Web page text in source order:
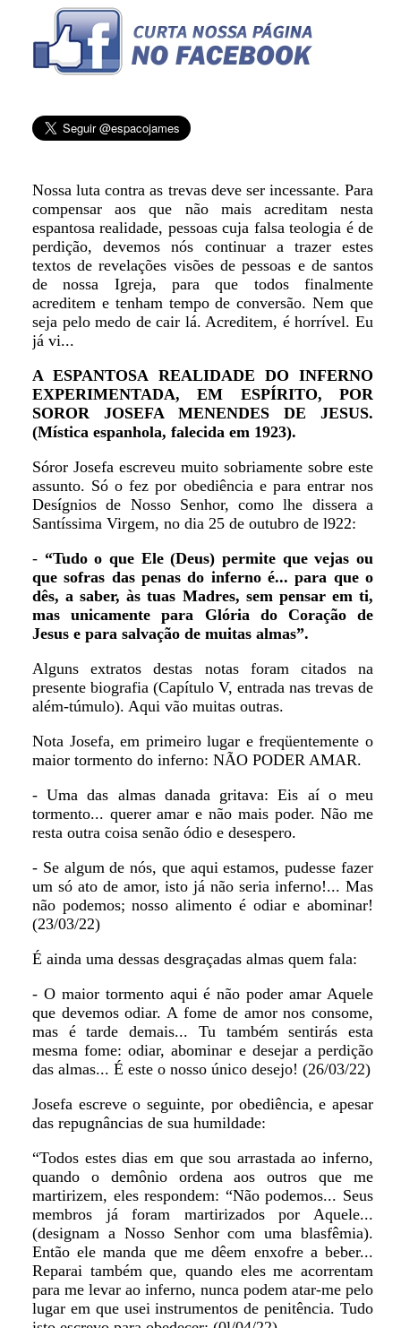
Nossa luta contra as trevas deve ser incessante. Para
compensar aos que não mais acreditam nesta
espantosa realidade, pessoas cuja falsa teologia é de
perdição, devemos nós continuar a trazer estes
textos de revelações visões de pessoas e de santos
de nossa Igreja, para que todos finalmente
acreditem e tenham tempo de conversão. Nem que
seja pelo medo de cair lá. Acreditem, é horrível. Eu
já vi...
A ESPANTOSA REALIDADE DO INFERNO
EXPERIMENTADA, EM ESPÍRITO, POR
SOROR JOSEFA MENENDES DE JESUS.
(Mística espanhola, falecida em 1923).
Sóror Josefa escreveu muito sobriamente sobre este
assunto. Só o fez por obediência e para entrar nos
Desígnios de Nosso Senhor, como lhe dissera a
Santíssima Virgem, no dia 25 de outubro de l922:
- “Tudo o que Ele (Deus) permite que vejas ou
que sofras das penas do inferno é... para que o
dês, a saber, às tuas Madres, sem pensar em ti,
mas unicamente para Glória do Coração de
Jesus e para salvação de muitas almas”.
Alguns extratos destas notas foram citados na
presente biografia (Capítulo V, entrada nas trevas de
além-túmulo). Aqui vão muitas outras.
Nota Josefa, em primeiro lugar e freqüentemente o
maior tormento do inferno: NÃO PODER AMAR.
- Uma das almas danada gritava: Eis aí o meu
tormento... querer amar e não mais poder. Não me
resta outra coisa senão ódio e desespero.
- Se algum de nós, que aqui estamos, pudesse fazer
um só ato de amor, isto já não seria inferno!... Mas
não podemos; nosso alimento é odiar e abominar!
(23/03/22)
É ainda uma dessas desgraçadas almas quem fala:
- O maior tormento aqui é não poder amar Aquele
que devemos odiar. A fome de amor nos consome,
mas é tarde demais... Tu também sentirás esta
mesma fome: odiar, abominar e desejar a perdição
das almas... É este o nosso único desejo! (26/03/22)
Josefa escreve o seguinte, por obediência, e apesar
das repugnâncias de sua humildade:
“Todos estes dias em que sou arrastada ao inferno,
quando o demônio ordena aos outros que me
martirizem, eles respondem: “Não podemos... Seus
membros já foram martirizados por Aquele...
(designam a Nosso Senhor com uma blasfêmia).
Então ele manda que me dêem enxofre a beber...
Reparai também que, quando eles me acorrentam
para me levar ao inferno, nunca podem atar-me pelo
lugar em que usei instrumentos de penitência. Tudo